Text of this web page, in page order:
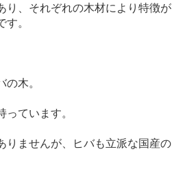
り、それぞれの木材により特徴が
。
木。
ています。
りませんが、ヒバも立派な国産の